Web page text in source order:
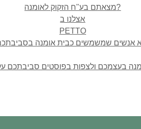
מצאתם בע"ח הזקוק לאומנה?
אצלנו ב
PETTO